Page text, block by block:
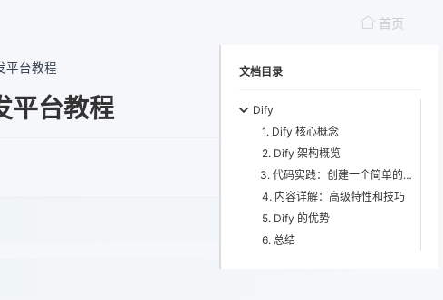
首页
平台教程
平台教程
文档目录
Dify
1. Dify 核心概念
2. Dify 架构概览
3. 代码实践：创建一个简单的聊天机器人
4. 内容详解：高级特性和技巧
5. Dify 的优势
6. 总结